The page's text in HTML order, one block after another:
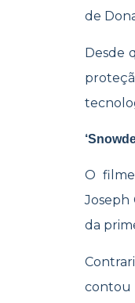
de
Desde
O
Joseph
da
contou